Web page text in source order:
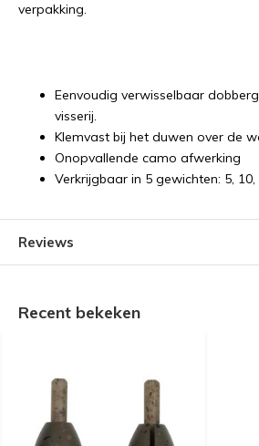
verpakking.
Eenvoudig verwisselbaar
visserij.
Klemvast bij het duwen over de
Onopvallende camo afwerking
Verkrijgbaar in 5 gewichten: 5, 10,
Reviews
Recent bekeken